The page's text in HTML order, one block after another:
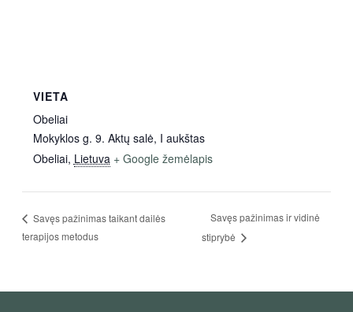
VIETA
Obeliai
Mokyklos g. 9. Aktų salė, I aukštas
Obeliai, Lietuva + Google žemėlapis
Savęs pažinimas taikant dailės
terapijos metodus
Savęs pažinimas ir vidinė
stiprybė